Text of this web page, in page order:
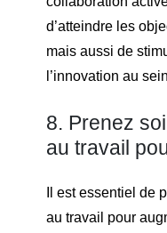
d’atteindre les
mais aussi de
l’innovation au
8. Prenez
au travail
Il est essentiel de
au travail pour